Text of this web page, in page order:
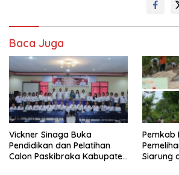
Baca Juga
Vickner Sinaga Buka
Pendidikan dan Pelatihan
Calon Paskibraka Kabupaten
Pemkab
Siarung